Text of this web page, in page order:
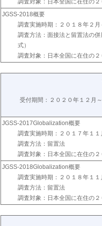
調査対象：日本全国に在住の
JGSS-2018概要
調査実施時期：２０１８年２月
調査方法：面接法と留置法の
式）
調査対象：日本全国に在住の
受付期間：２０２０年１２月
JGSS-2017Globalization概要
調査実施時期：２０１７年１１
調査方法：留置法
調査対象：日本全国に在住の
JGSS-2018Globalization概要
調査実施時期：２０１８年１１
調査方法：留置法
調査対象：日本全国に在住の